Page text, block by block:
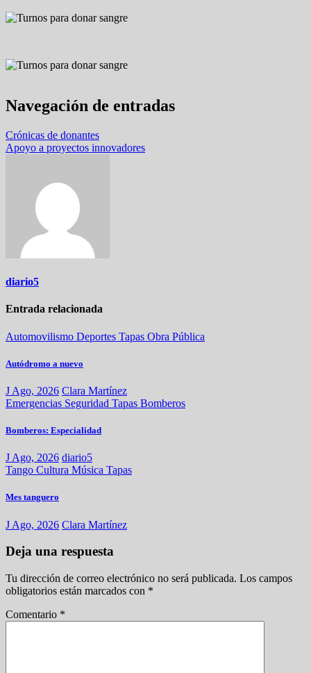
Navegación de entradas
Crónicas de donantes
Apoyo a proyectos innovadores
diario5
Entrada relacionada
Automovilismo Deportes Tapas Obra Pública
Autódromo a nuevo
J Ago, 2026 Clara Martínez
Emergencias Seguridad Tapas Bomberos
Bomberos: Especialidad
J Ago, 2026 diario5
Tango Cultura Música Tapas
Mes tanguero
J Ago, 2026 Clara Martínez
Deja una respuesta
Tu dirección de correo electrónico no será publicada. Los campos
obligatorios están marcados con *
Comentario *